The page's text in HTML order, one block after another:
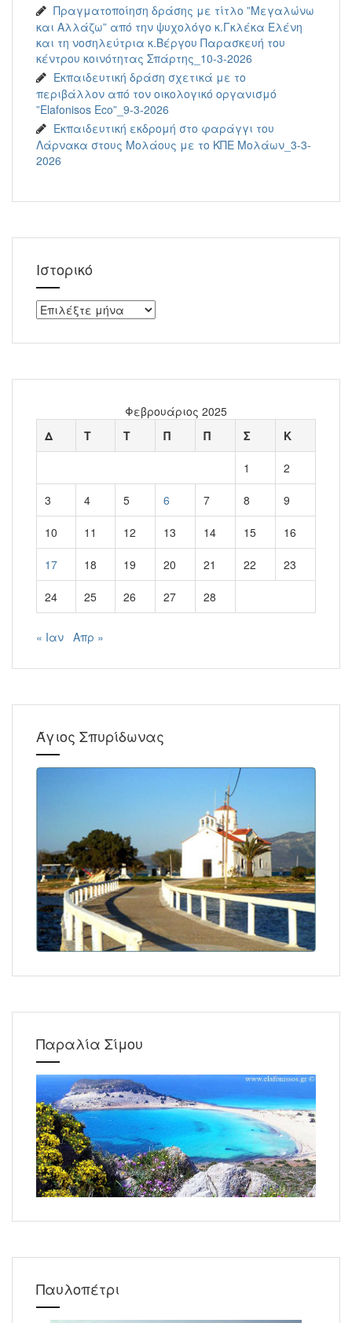
Πραγματοποίηση δράσης με τίτλο ”Μεγαλώνω
και Αλλάζω” από την ψυχολόγο κ.Γκλέκα Ελένη
και τη νοσηλεύτρια κ.Βέργου Παρασκευή του
κέντρου κοινότητας Σπάρτης_10-3-2026
Εκπαιδευτική δράση σχετικά με το
περιβάλλον από τον οικολογικό οργανισμό
”Elafonisos Eco”_9-3-2026
Εκπαιδευτική εκδρομή στο φαράγγι του
Λάρνακα στους Μολάους με το ΚΠΕ Μολάων_3-3-
2026
Ιστορικό
Ιστορικό
Φεβρουάριος 2025
Δ
Τ Τ Π Π Σ Κ
1 2
3 4 5 6 7 8 9
10 11 12 13 14 15 16
17 18 19 20 21 22 23
24 25 26 27 28
« Ιαν Απρ »
Άγιος Σπυρίδωνας
Παραλία Σίμου
Παυλοπέτρι